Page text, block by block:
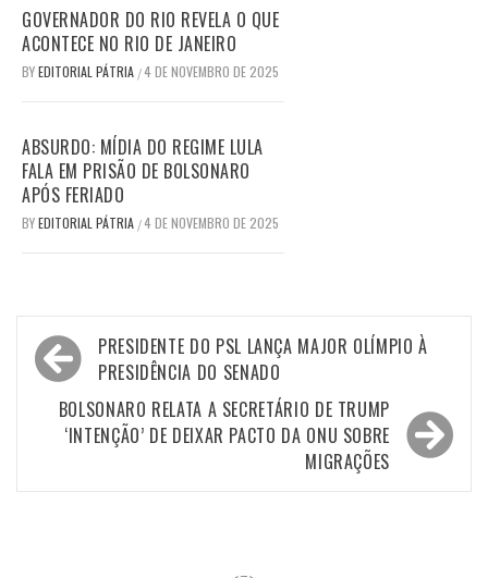
GOVERNADOR DO RIO REVELA O QUE
ACONTECE NO RIO DE JANEIRO
BYEDITORIAL PÁTRIA /4 DE NOVEMBRO DE 2025
ABSURDO: MÍDIA DO REGIME LULA
FALA EM PRISÃO DE BOLSONARO
APÓS FERIADO
BYEDITORIAL PÁTRIA /4 DE NOVEMBRO DE 2025
Navegação
de
Post
PRESIDENTE DO PSL LANÇA MAJOR OLÍMPIO À
PRESIDÊNCIA DO SENADO
BOLSONARO RELATA A SECRETÁRIO DE TRUMP
‘INTENÇÃO’ DE DEIXAR PACTO DA ONU SOBRE
MIGRAÇÕES